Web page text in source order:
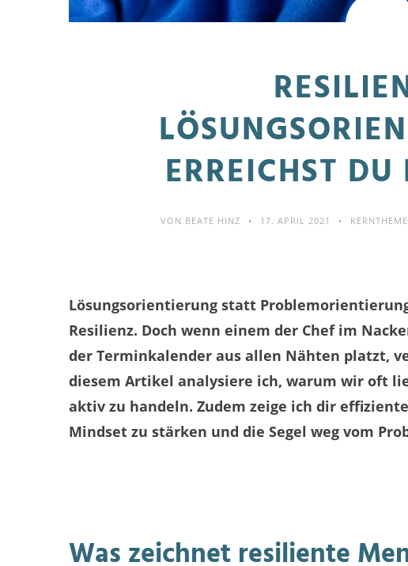
ERREICHST
VON BEATE HINZ 17. APRIL 2021
Lösungsorientierung statt
Resilienz. Doch wenn einem der Chef im
der Terminkalender aus allen Nähten platzt,
diesem Artikel analysiere ich, warum wir oft
aktiv zu handeln. Zudem zeige ich dir
Mindset zu stärken und die Segel weg vom
Was zeichnet resiliente